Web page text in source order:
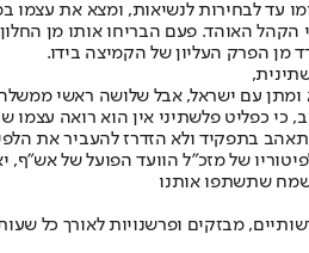
לבחירות לנשיאות, ומצא את עצמו
הקהל האוהד. פעם הבריחו אותו מן
מן הפרק העליון של הקמיצה בידו.
ומתן עם ישראל, אבל שלושה ראשי
כי כפליט פלשתיני אין הוא רואה עצמו
בתפקיד ולא הזדרז להעביר את
של מזכ"ל הוועד הפועל של אש"ף,
שתשתפו אותנו
מבזקים ופרשנויות לאורך כל